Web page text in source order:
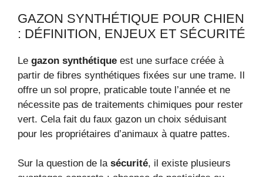
GAZON SYNTHÉTIQUE POUR CHIEN
: DÉFINITION, ENJEUX ET SÉCURITÉ
Le gazon synthétique est une surface créée à
partir de fibres synthétiques fixées sur une trame. Il
offre un sol propre, praticable toute l’année et ne
nécessite pas de traitements chimiques pour rester
vert. Cela fait du faux gazon un choix séduisant
pour les propriétaires d’animaux à quatre pattes.
Sur la question de la sécurité, il existe plusieurs